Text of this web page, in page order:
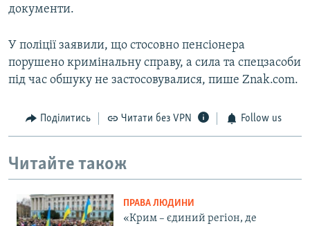
документи.
У поліції заявили, що стосовно пенсіонера
порушено кримінальну справу, а сила та спецзасоби
під час обшуку не застосовувалися, пише Znak.com.
Поділитись Читати без VPN Follow us
Читайте також
ПРАВА ЛЮДИНИ
«Крим – єдиний регіон, де